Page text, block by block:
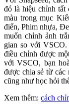
đó là hiệu chỉnh tất
màu trong mục
điển, Phim nhựa,
muốn chỉnh ảnh
gian so với
điều chỉnh được
với VSCO, bạn
được chia sẻ từ các
cũng như học hỏi
Xem thêm: cách